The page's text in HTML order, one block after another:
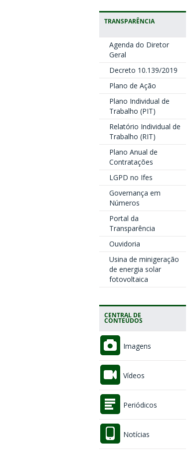
TRANSPARÊNCIA
Agenda do Diretor
Geral
Decreto 10.139/2019
Plano de Ação
Plano Individual de
Trabalho (PIT)
Relatório Individual de
Trabalho (RIT)
Plano Anual de
Contratações
LGPD no Ifes
Governança em
Números
Portal da
Transparência
Ouvidoria
Usina de minigeração
de energia solar
fotovoltaica
CENTRAL DE
CONTEÚDOS
Imagens
Vídeos
Periódicos
Notícias